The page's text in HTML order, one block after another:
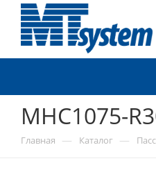
MHC1075-
Главная — Каталог —